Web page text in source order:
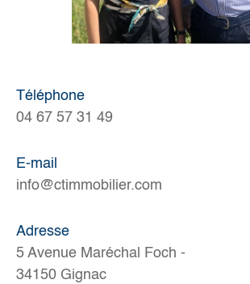
Téléphone
04 67 57 31 49
E-mail
info@ctimmobilier.com
Adresse
5 Avenue Maréchal Foch -
34150 Gignac